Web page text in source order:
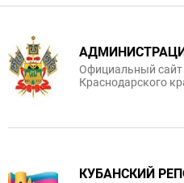
Официальный сайт
Краснодарского
КУБАНСКИЙ